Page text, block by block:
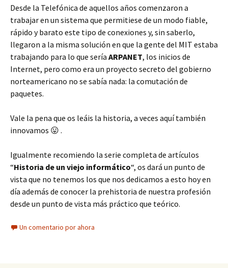
Desde la Telefónica de aquellos años comenzaron a
trabajar en un sistema que permitiese de un modo fiable,
rápido y barato este tipo de conexiones y, sin saberlo,
llegaron a la misma solución en que la gente del MIT estaba
trabajando para lo que sería ARPANET, los inicios de
Internet, pero como era un proyecto secreto del gobierno
norteamericano no se sabía nada: la comutación de
paquetes.
Vale la pena que os leáis la historia, a veces aquí también
innovamos 😛 .
Igualmente recomiendo la serie completa de artículos
“Historia de un viejo informático“, os dará un punto de
vista que no tenemos los que nos dedicamos a esto hoy en
día además de conocer la prehistoria de nuestra profesión
desde un punto de vista más práctico que teórico.
Un comentario por ahora